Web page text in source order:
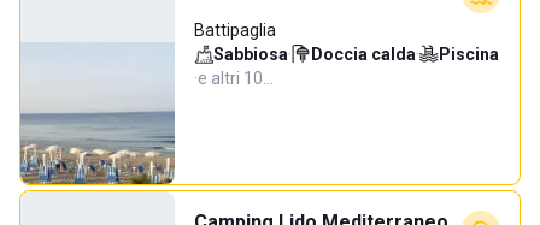
Battipaglia
Sabbiosa· Doccia calda·
Piscina
·e altri 10…